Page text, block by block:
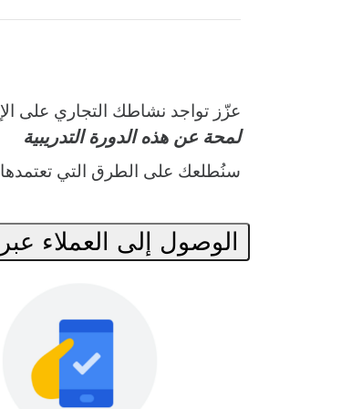
عزّز تواجد نشاطك التجاري على
لمحة عن هذه الدورة التدريبية
سنُطلعك على الطرق التي تعتمدها
الوصول إلى العملاء عبر